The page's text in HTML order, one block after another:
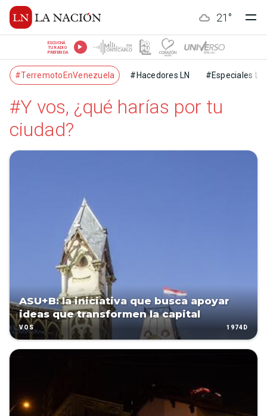
21 °
ESCUCHÁ
TU RADIO
PREFERIDA
#TerremotoEnVenezuela #Hacedores LN #Especiales LN
#Y vos, ¿qué harías por tu
ciudad?
ASU+B: la iniciativa que busca apoyar
ideas que transformen la capital
VOS 1974D